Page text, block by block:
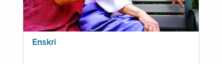
Enskri